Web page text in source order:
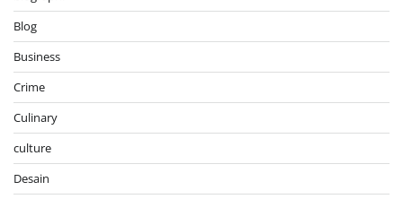
Blog
Business
Crime
Culinary
culture
Desain